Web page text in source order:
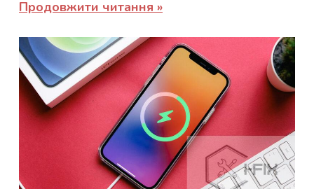
Продовжити читання